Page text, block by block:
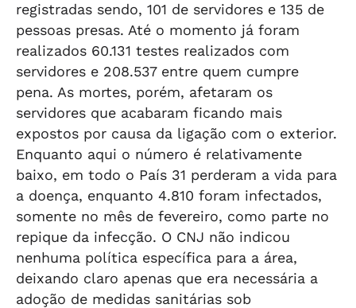
registradas sendo, 101 de servidores e 135 de
pessoas presas. Até o momento já foram
realizados 60.131 testes realizados com
servidores e 208.537 entre quem cumpre
pena. As mortes, porém, afetaram os
servidores que acabaram ficando mais
expostos por causa da ligação com o exterior.
Enquanto aqui o número é relativamente
baixo, em todo o País 31 perderam a vida para
a doença, enquanto 4.810 foram infectados,
somente no mês de fevereiro, como parte no
repique da infecção. O CNJ não indicou
nenhuma política específica para a área,
deixando claro apenas que era necessária a
adoção de medidas sanitárias sob